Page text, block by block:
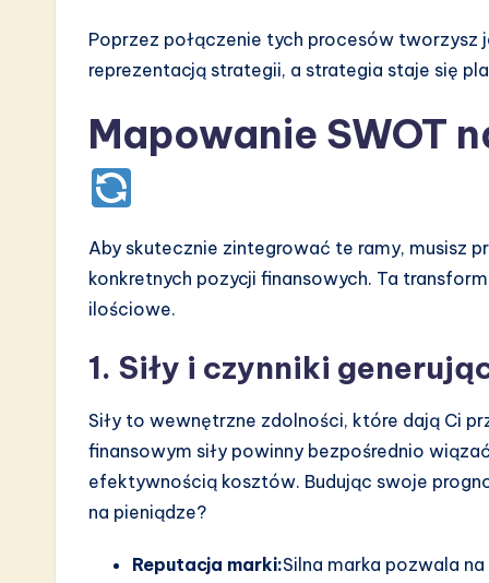
Poprzez połączenie tych procesów tworzysz
reprezentacją strategii, a strategia staje się
Mapowanie SWOT
Aby skutecznie zintegrować te ramy, musisz
konkretnych pozycji finansowych. Ta
ilościowe.
1. Siły i czynniki
Siły to wewnętrzne zdolności, które dają Ci
finansowym siły powinny bezpośrednio
efektywnością kosztów. Budując swoje
na pieniądze?
Reputacja marki:Silna marka pozwala